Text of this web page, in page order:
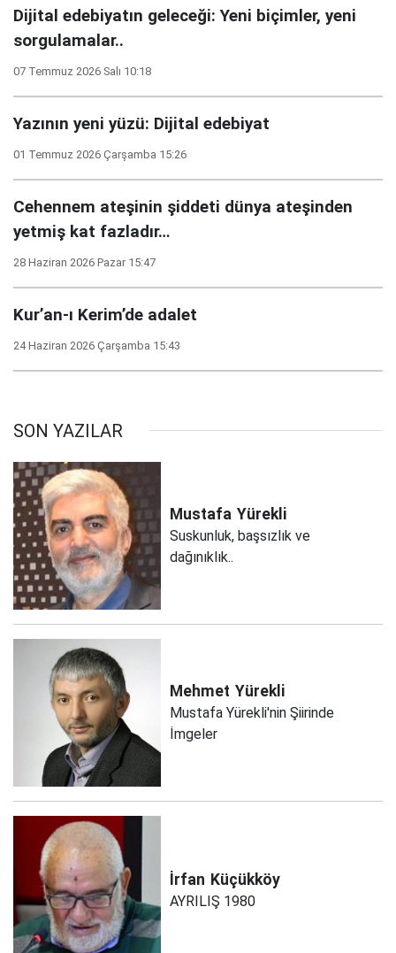
Dijital edebiyatın geleceği: Yeni biçimler, yeni
sorgulamalar..
07 Temmuz 2026 Salı 10:18
Yazının yeni yüzü: Dijital edebiyat
01 Temmuz 2026 Çarşamba 15:26
Cehennem ateşinin şiddeti dünya ateşinden
yetmiş kat fazladır…
28 Haziran 2026 Pazar 15:47
Kur’an-ı Kerim’de adalet
24 Haziran 2026 Çarşamba 15:43
SON YAZILAR
Mustafa Yürekli
Suskunluk, başsızlık ve
dağınıklık..
Mehmet Yürekli
Mustafa Yürekli'nin Şiirinde
İmgeler
İrfan Küçükköy
AYRILIŞ 1980